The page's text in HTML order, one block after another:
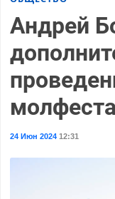
Андрей
24 Июн 202412:31